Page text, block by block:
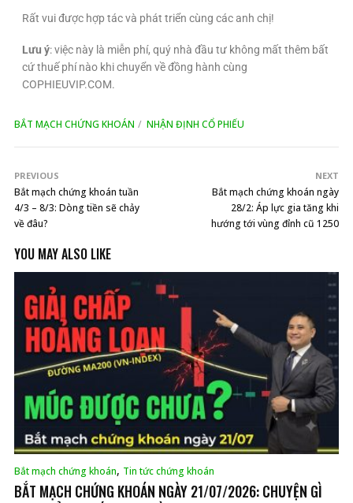
Rất vui được hợp tác và phát triển cùng các anh chị!
Lưu ý: việc này là miễn phí, quý nhà đầu tư không mất thêm bất
cứ thuế phí nào khi chuyển về đồng hành cùng
COPHIEUVIP.COM.
BẮT MẠCH CHỨNG KHOÁN NHẬN ĐỊNH CỔ PHIẾU
PREVIOUS
Bắt mạch chứng khoán tuần
4/3 – 8/3: Dòng tiền sẽ chảy
về đâu?
NEXT
Bắt mạch chứng khoán ngày
28/2: Áp lực gia tăng khi
hướng tới vùng đỉnh cũ 1250
YOU MAY ALSO LIKE
Bắt mạch chứng khoán, Tin tức chứng khoán
BẮT MẠCH CHỨNG KHOÁN NGÀY 21/07/2026: CHUYỆN GÌ